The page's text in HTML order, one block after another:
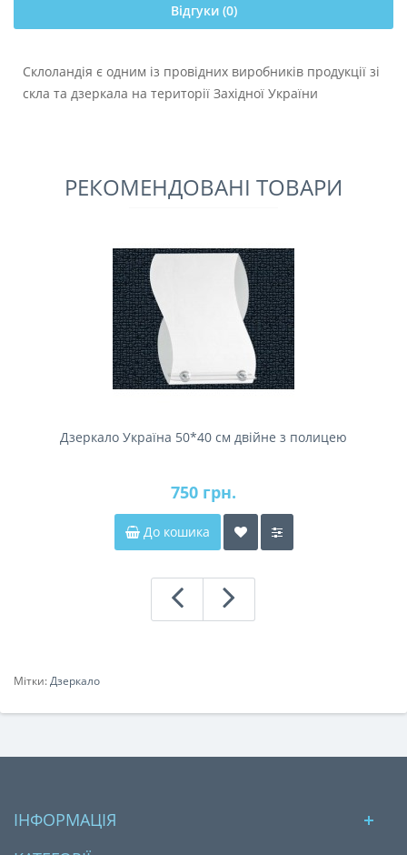
Відгуки (0)
Склоландія є одним із провідних виробників продукції зі
скла та дзеркала на території Західної України
РЕКОМЕНДОВАНІ ТОВАРИ
Дзеркало Україна 50*40 см двійне з полицею
750 грн.
До кошика
Мітки:Дзеркало
ІНФОРМАЦІЯ